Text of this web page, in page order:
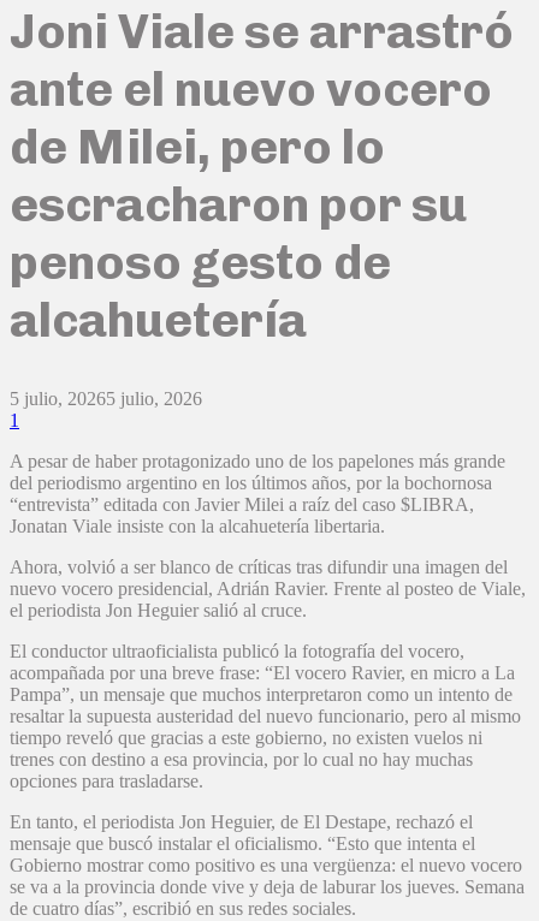
Joni Viale se arrastró
ante el nuevo vocero
de Milei, pero lo
escracharon por su
penoso gesto de
alcahuetería
5 julio, 20265 julio, 2026
1
A pesar de haber protagonizado uno de los papelones más grande
del periodismo argentino en los últimos años, por la bochornosa
“entrevista” editada con Javier Milei a raíz del caso $LIBRA,
Jonatan Viale insiste con la alcahuetería libertaria.
Ahora, volvió a ser blanco de críticas tras difundir una imagen del
nuevo vocero presidencial, Adrián Ravier. Frente al posteo de Viale,
el periodista Jon Heguier salió al cruce.
El conductor ultraoficialista publicó la fotografía del vocero,
acompañada por una breve frase: “El vocero Ravier, en micro a La
Pampa”, un mensaje que muchos interpretaron como un intento de
resaltar la supuesta austeridad del nuevo funcionario, pero al mismo
tiempo reveló que gracias a este gobierno, no existen vuelos ni
trenes con destino a esa provincia, por lo cual no hay muchas
opciones para trasladarse.
En tanto, el periodista Jon Heguier, de El Destape, rechazó el
mensaje que buscó instalar el oficialismo. “Esto que intenta el
Gobierno mostrar como positivo es una vergüenza: el nuevo vocero
se va a la provincia donde vive y deja de laburar los jueves. Semana
de cuatro días”, escribió en sus redes sociales.